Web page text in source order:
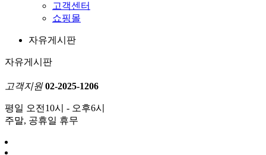
고객센터
쇼핑몰
자유게시판
자유게시판
고객지원 02-2025-1206
평일 오전10시 - 오후6시
주말, 공휴일 휴무